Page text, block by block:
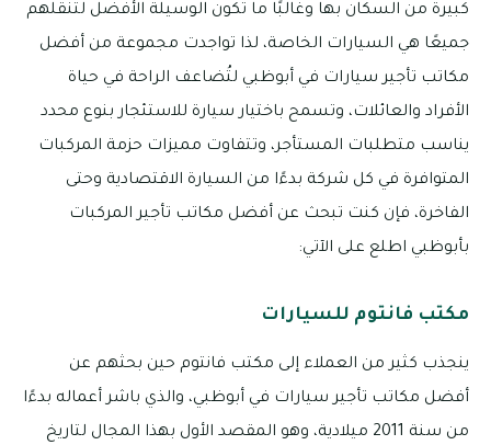
كبيرة من السكان بها وغالبًا ما تكون الوسيلة الأفضل لتنقلهم
جميعًا هي السيارات الخاصة، لذا تواجدت مجموعة من أفضل
مكاتب تأجير سيارات في أبوظبي لتُضاعف الراحة في حياة
الأفراد والعائلات، وتسمح باختيار سيارة للاستئجار بنوع محدد
يناسب متطلبات المستأجر، وتتفاوت مميزات حزمة المركبات
المتوافرة في كل شركة بدءًا من السيارة الاقتصادية وحتى
الفاخرة، فإن كنت تبحث عن أفضل مكاتب تأجير المركبات
بأبوظبي اطلع على الآتي:
مكتب فانتوم للسيارات
ينجذب كثير من العملاء إلى مكتب فانتوم حين بحثهم عن
أفضل مكاتب تأجير سيارات في أبوظبي، والذي باشر أعماله بدءًا
من سنة 2011 ميلادية، وهو المقصد الأول بهذا المجال لتاريخ